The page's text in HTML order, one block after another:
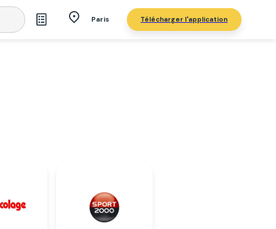
Paris Télécharger l'application